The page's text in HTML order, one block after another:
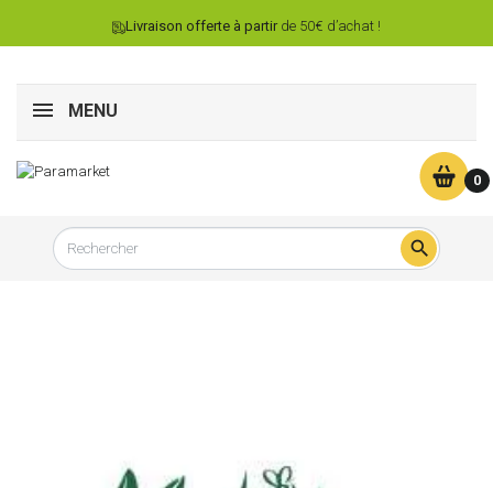
Livraison offerte à partirde 50€ d’achat !
MENU
0
